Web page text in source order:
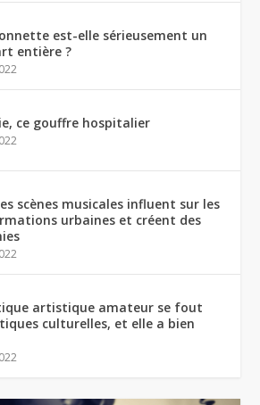
est-elle sérieusement un
entière ?
ce gouffre hospitalier
scènes musicales influent sur les
urbaines et créent des
artistique amateur se fout
culturelles, et elle a bien